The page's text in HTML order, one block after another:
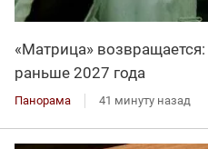
«Матрица»
раньше 2027 года
Панорама 41 минуту назад